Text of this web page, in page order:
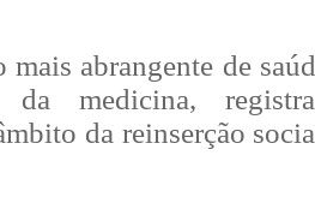
mais abrangente de
medicina,
da reinserção